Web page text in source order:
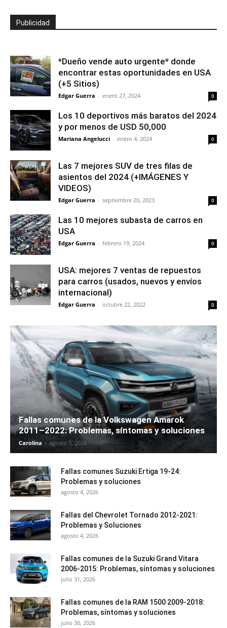
Publicidad
*Dueño vende auto urgente* donde
encontrar estas oportunidades en USA
(+5 Sitios)
Edgar Guerra - enero 27, 2024 0
Los 10 deportivos más baratos del 2024
y por menos de USD 50,000
Mariana Angelucci - enero 4, 2024 0
Las 7 mejores SUV de tres filas de
asientos del 2024 (+IMÁGENES Y
VIDEOS)
Edgar Guerra - septiembre 20, 2023 0
Las 10 mejores subasta de carros en
USA
Edgar Guerra - febrero 19, 2024 0
USA: mejores 7 ventas de repuestos
para carros (usados, nuevos y envíos
internacional)
Edgar Guerra - octubre 22, 2022 0
Fallas comunes de la Volkswagen Amarok
2011–2022: Problemas, síntomas y soluciones
Carolina - agosto 5, 2026
Fallas comunes Suzuki Ertiga 19-24:
Problemas y soluciones
agosto 4, 2026
Fallas del Chevrolet Tornado 2012-2021:
Problemas y Soluciones
agosto 4, 2026
Fallas comunes de la Suzuki Grand Vitara
2006-2015: Problemas, síntomas y soluciones
julio 31, 2026
Fallas comunes de la RAM 1500 2009-2018:
Problemas, síntomas y soluciones
julio 30, 2026